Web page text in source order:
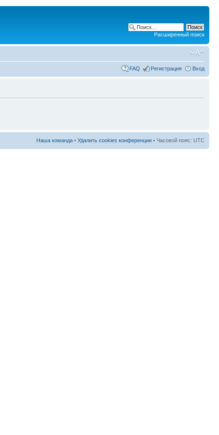
Расширенный поиск
FAQ Регистрация Вход
Наша команда • Удалить cookies конференции • Часовой пояс: UTC